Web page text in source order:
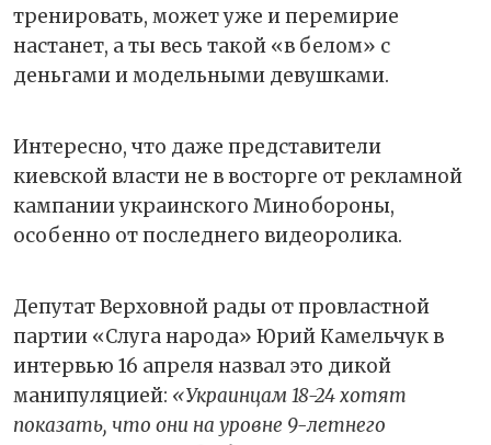
тренировать, может уже и перемирие
настанет, а ты весь такой «в белом» с
деньгами и модельными девушками.
Интересно, что даже представители
киевской власти не в восторге от рекламной
кампании украинского Минобороны,
особенно от последнего видеоролика.
Депутат Верховной рады от провластной
партии «Слуга народа» Юрий Камельчук в
интервью 16 апреля назвал это дикой
манипуляцией: «Украинцам 18-24 хотят
показать, что они на уровне 9-летнего